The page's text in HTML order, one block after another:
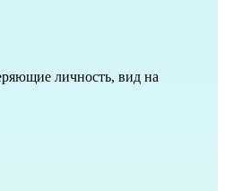
личность, вид на